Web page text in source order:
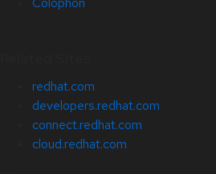
redhat.com
developers.redhat.com
connect.redhat.com
cloud.redhat.com